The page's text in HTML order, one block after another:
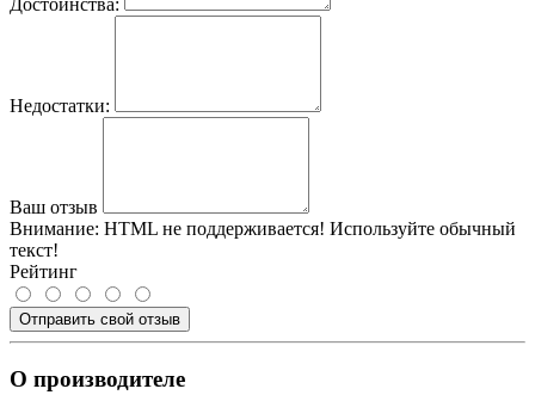
Недостатки:
Ваш отзыв
Внимание: HTML не поддерживается! Используйте обычный
текст!
Рейтинг
Отправить свой отзыв
О производителе